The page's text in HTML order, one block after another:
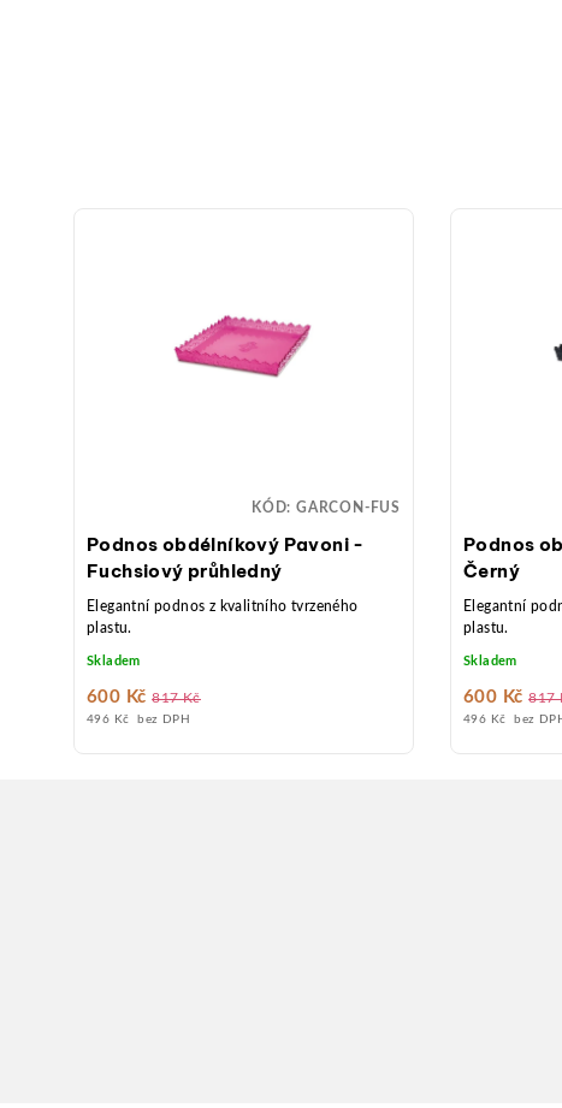
Podnos obdélníkový Pavoni -
Fuchsiový průhledný
Skladem
496 Kč bez DPH
817 Kč
600 Kč
Elegantní podnos z kvalitního tvrzeného
plastu.
KÓD: GARCON-FUS
Podnos
Černý
Skladem
496 Kč bez
817
600 Kč
Elegantní
plastu.